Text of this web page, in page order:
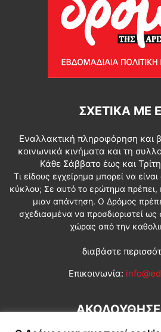
ΣΧΕΤΙΚΆ ΜΕ
Εναλλακτική πληροφόρηση και
κοινωνικά κινήματα και τη
Κάθε Σάββατο έως και
Τι είδους εγχείρημα μπορεί να
κύκλου; Σε αυτό το ερώτημα
μιαν απάντηση. Ο Δρόμος
σχεδιασμένα να προσδιοριστεί ως
χώρας από την
διαβάστε
Επικοινωνία: